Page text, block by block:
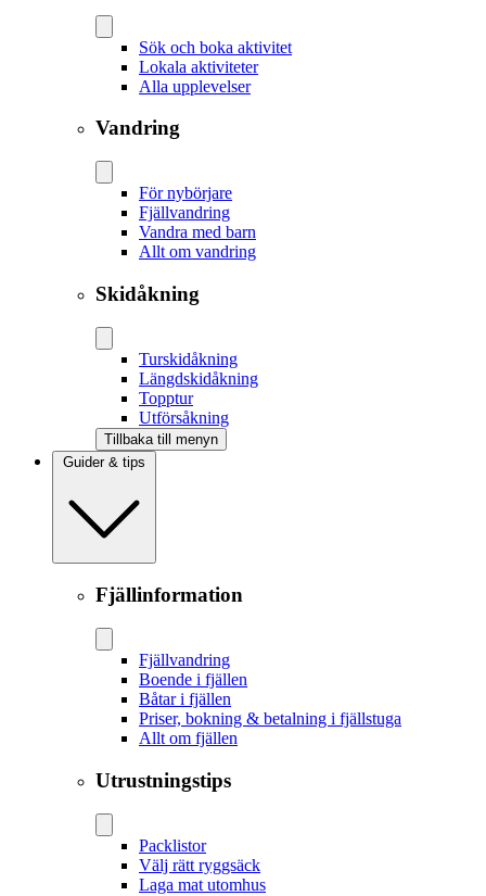
Sök och boka aktivitet
Lokala aktiviteter
Alla upplevelser
Vandring
För nybörjare
Fjällvandring
Vandra med barn
Allt om vandring
Skidåkning
Tur­skidåkning
Längd­skidåkning
Topptur
Utförsåkning
Tillbaka till menyn
Guider & tips
Fjällinformation
Fjällvandring
Boende i fjällen
Båtar i fjällen
Priser, bokning & betalning i fjällstuga
Allt om fjällen
Utrustningstips
Packlistor
Välj rätt ryggsäck
Laga mat utomhus